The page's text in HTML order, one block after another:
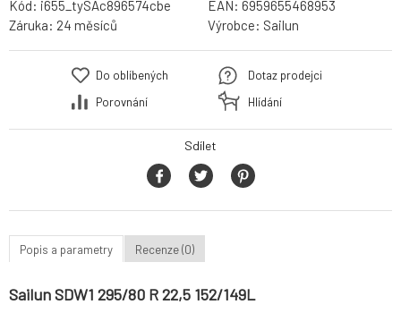
Kód: i655_tySAc896574cbe EAN: 6959655468953
Záruka: 24 měsíců Výrobce: Sailun
Do oblíbených
Porovnání
Dotaz prodejci
Hlídání
Sdílet
Popis a parametry Recenze (0)
Sailun SDW1 295/80 R 22,5 152/149L